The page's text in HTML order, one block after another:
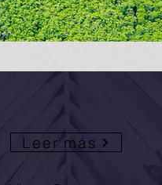
Leer más